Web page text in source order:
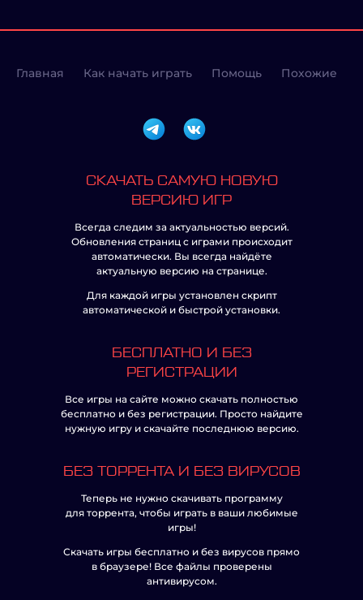
Главная Как начать играть Помощь Похожие
СКАЧАТЬ САМУЮ НОВУЮ
ВЕРСИЮ ИГР
Всегда следим за актуальностью версий.
Обновления страниц с играми происходит
автоматически. Вы всегда найдёте
актуальную версию на странице.
Для каждой игры установлен скрипт
автоматической и быстрой установки.
БЕСПЛАТНО И БЕЗ
РЕГИСТРАЦИИ
Все игры на сайте можно скачать полностью
бесплатно и без регистрации. Просто найдите
нужную игру и скачайте последнюю версию.
БЕЗ ТОРРЕНТА И БЕЗ ВИРУСОВ
Теперь не нужно скачивать программу
для торрента, чтобы играть в ваши любимые
игры!
Скачать игры бесплатно и без вирусов прямо
в браузере! Все файлы проверены
антивирусом.